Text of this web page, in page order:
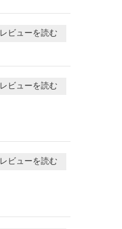
レビューを読む
レビューを読む
レビューを読む